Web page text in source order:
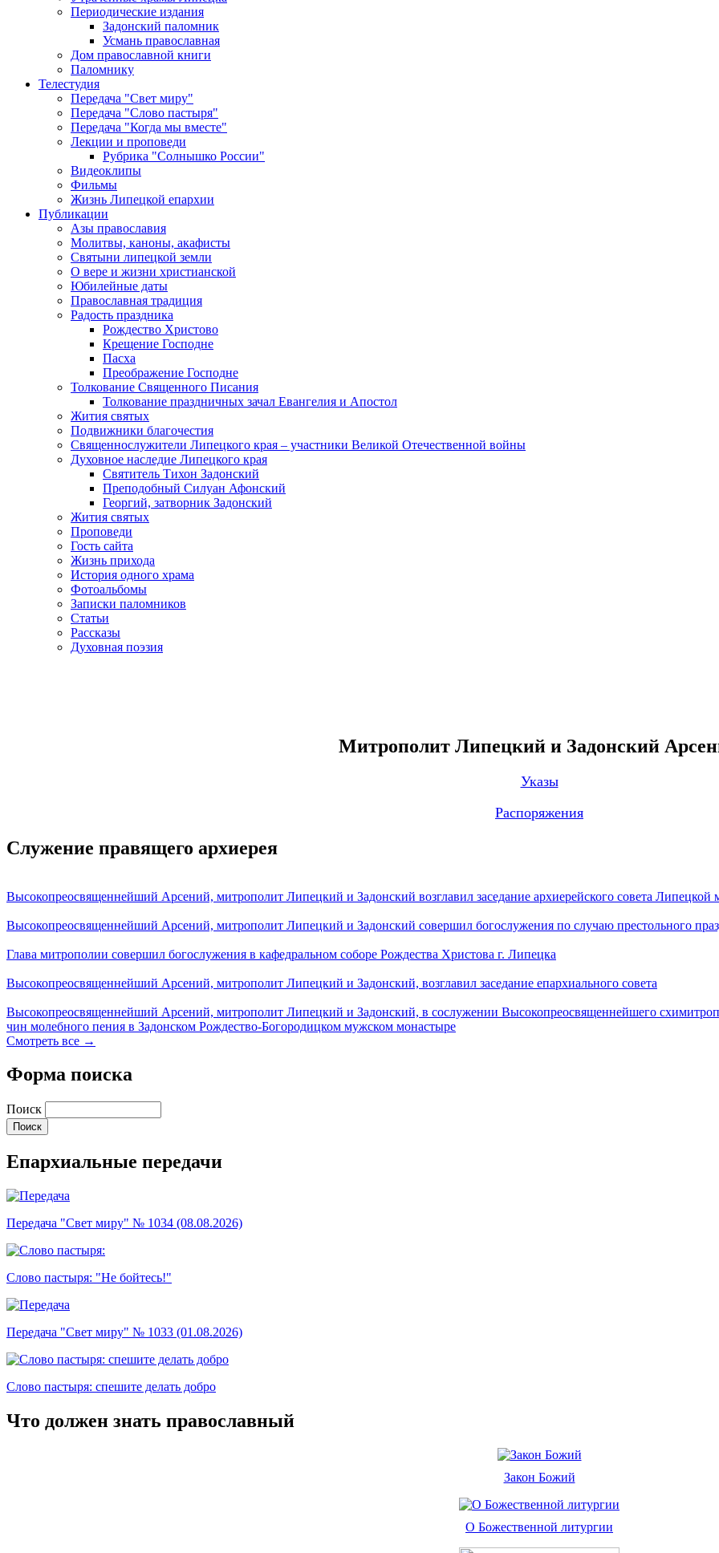
Периодические издания
Задонский паломник
Усмань православная
Дом православной книги
Паломнику
Телестудия
Передача "Свет миру"
Передача "Слово пастыря"
Передача "Когда мы вместе"
Лекции и проповеди
Рубрика "Солнышко России"
Видеоклипы
Фильмы
Жизнь Липецкой епархии
Публикации
Азы православия
Молитвы, каноны, акафисты
Святыни липецкой земли
О вере и жизни христианской
Юбилейные даты
Православная традиция
Радость праздника
Рождество Христово
Крещение Господне
Пасха
Преображение Господне
Толкование Священного Писания
Толкование праздничных зачал Евангелия и Апостол
Жития святых
Подвижники благочестия
Священнослужители Липецкого края – участники Великой Отечественной войны
Духовное наследие Липецкого края
Святитель Тихон Задонский
Преподобный Силуан Афонский
Георгий, затворник Задонский
Жития святых
Проповеди
Гость сайта
Жизнь прихода
История одного храма
Фотоальбомы
Записки паломников
Статьи
Рассказы
Духовная поэзия
Митрополит Липецкий и Задонский
Указы
Распоряжения
Служение правящего архиерея
Высокопреосвященнейший Арсений, митрополит Липецкий и Задонский возглавил заседание архиерейского совета Липецкой
Высокопреосвященнейший Арсений, митрополит Липецкий и Задонский совершил богослужения по случаю престольного
Глава митрополии совершил богослужения в кафедральном соборе Рождества Христова г. Липецка
Высокопреосвященнейший Арсений, митрополит Липецкий и Задонский, возглавил заседание епархиального совета
Высокопреосвященнейший Арсений, митрополит Липецкий и Задонский, в сослужении Высокопреосвященнейшего
чин молебного пения в Задонском Рождество-Богородицком мужском монастыре
Смотреть все →
Форма поиска
Поиск
Епархиальные передачи
Передача "Свет миру" № 1034 (08.08.2026)
Слово пастыря: "Не бойтесь!"
Передача "Свет миру" № 1033 (01.08.2026)
Слово пастыря: спешите делать добро
Что должен знать православный
Закон Божий
О Божественной литургии